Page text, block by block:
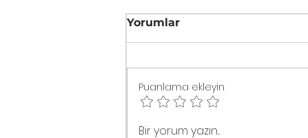
Vişneli, Zeytinyağlı
Yorumlar
Puanlama ekleyin
Bir yorum yazın...